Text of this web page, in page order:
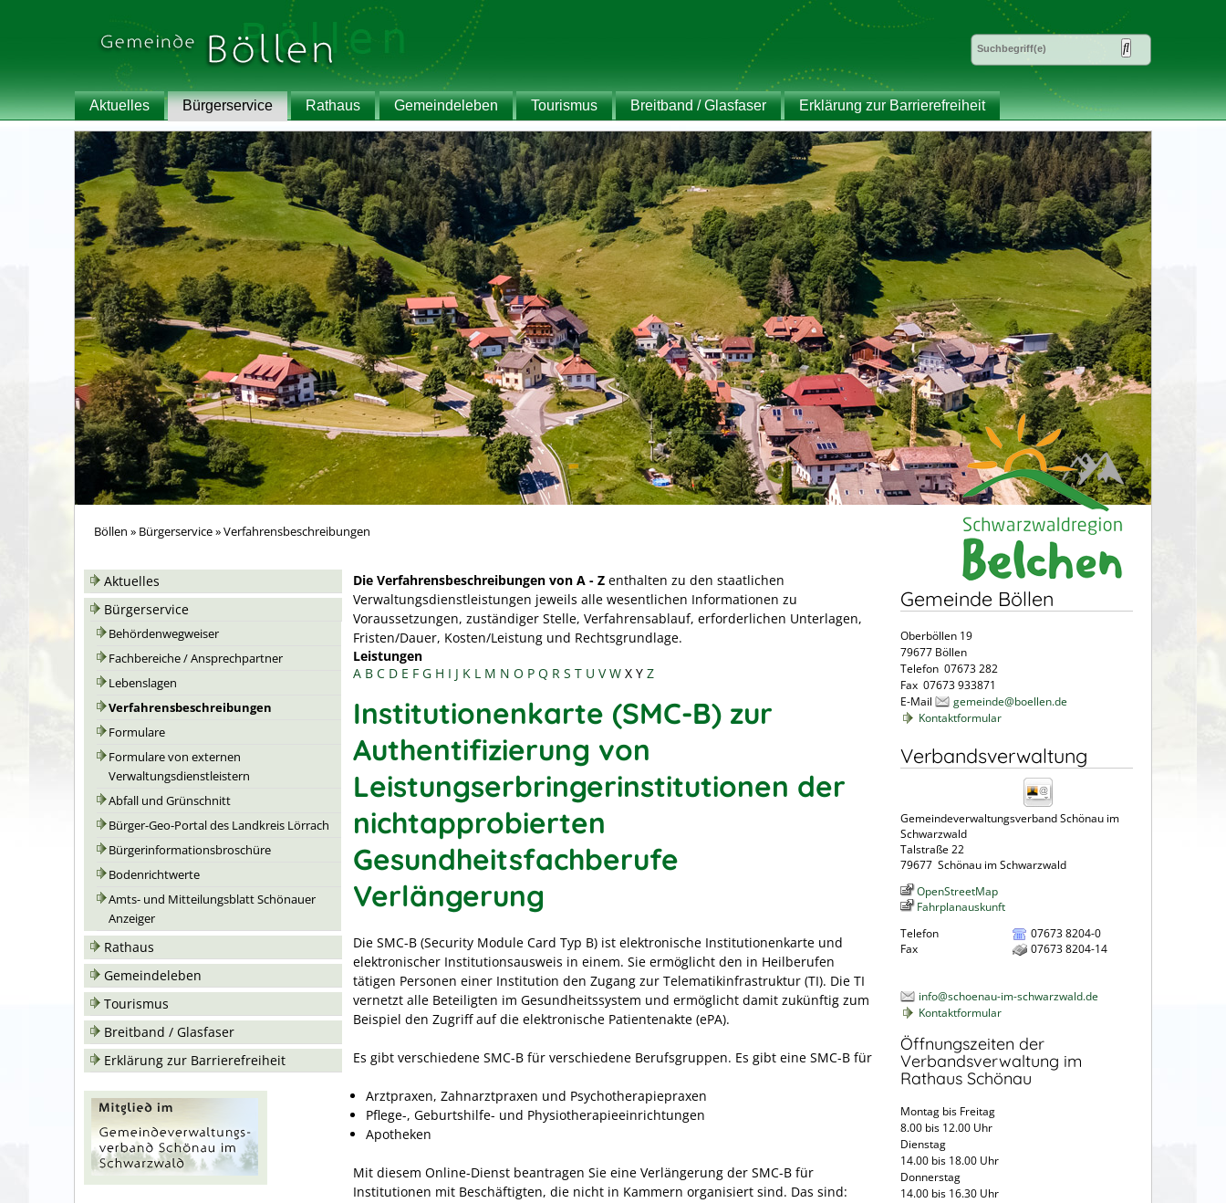
Aktuelles Bürgerservice Rathaus Gemeindeleben Tourismus Breitband / Glasfaser Erklärung zur Barrierefreiheit
Böllen » Bürgerservice»Verfahrensbeschreibungen
Aktuelles
Bürgerservice
Behördenwegweiser
Fachbereiche / Ansprechpartner
Lebenslagen
Verfahrensbeschreibungen
Formulare
Formulare von externen
Verwaltungsdienstleistern
Abfall und Grünschnitt
Bürger-Geo-Portal des Landkreis Lörrach
Bürgerinformationsbroschüre
Bodenrichtwerte
Amts- und Mitteilungsblatt Schönauer
Anzeiger
Rathaus
Gemeindeleben
Tourismus
Breitband / Glasfaser
Erklärung zur Barrierefreiheit
Die Verfahrensbeschreibungen von A - Z enthalten zu den staatlichen
Verwaltungsdienstleistungen jeweils alle wesentlichen Informationen zu
Voraussetzungen, zuständiger Stelle, Verfahrensablauf, erforderlichen Unterlagen,
Fristen/Dauer, Kosten/Leistung und Rechtsgrundlage.
Leistungen
A B C D E F G H I J K L M N O P Q R S T U V W X Y Z
Institutionenkarte (SMC-B) zur
Authentifizierung von
Leistungserbringerinstitutionen der
nichtapprobierten
Gesundheitsfachberufe
Verlängerung
Die SMC-B (Security Module Card Typ B) ist elektronische Institutionenkarte und
elektronischer Institutionsausweis in einem. Sie ermöglicht den in Heilberufen
tätigen Personen einer Institution den Zugang zur Telematikinfrastruktur (TI). Die TI
vernetzt alle Beteiligten im Gesundheitssystem und ermöglicht damit zukünftig zum
Beispiel den Zugriff auf die elektronische Patientenakte (ePA).
Es gibt verschiedene SMC-B für verschiedene Berufsgruppen. Es gibt eine SMC-B für
Arztpraxen, Zahnarztpraxen und Psychotherapiepraxen
Pflege-, Geburtshilfe- und Physiotherapieeinrichtungen
Apotheken
Mit diesem Online-Dienst beantragen Sie eine Verlängerung der SMC-B für
Institutionen mit Beschäftigten, die nicht in Kammern organisiert sind. Das sind:
Gemeinde Böllen
Oberböllen 19
79677 Böllen
Telefon 07673 282
Fax 07673 933871
E-Mail
gemeinde@boellen.de
Kontaktformular
Verbandsverwaltung
Gemeindeverwaltungsverband Schönau im
Schwarzwald
Talstraße 22
79677 Schönau im Schwarzwald
OpenStreetMap
Fahrplanauskunft
Telefon
07673 8204-0
Fax
07673 8204-14
info@schoenau-im-schwarzwald.de
Kontaktformular
Öffnungszeiten der
Verbandsverwaltung im
Rathaus Schönau
Montag bis Freitag
8.00 bis 12.00 Uhr
Dienstag
14.00 bis 18.00 Uhr
Donnerstag
14.00 bis 16.30 Uhr